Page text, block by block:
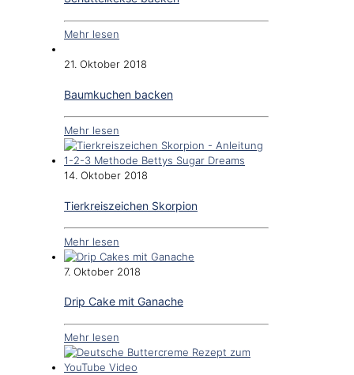
Mehr lesen
21. Oktober 2018
Baumkuchen backen
Mehr lesen
14. Oktober 2018
Tierkreiszeichen Skorpion
Mehr lesen
7. Oktober 2018
Drip Cake mit Ganache
Mehr lesen